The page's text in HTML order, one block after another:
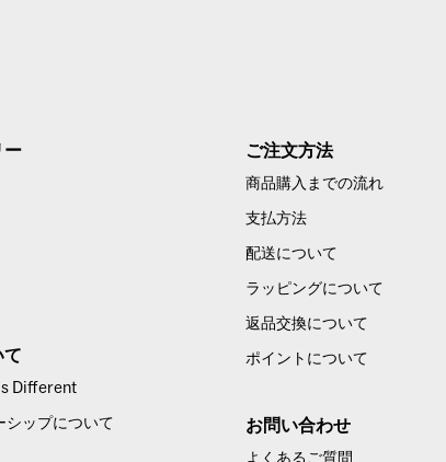
ー
て
Different
シップについて
ご注文方法
商品購入までの流れ
支払方法
配送について
ラッピングについて
返品交換について
ポイントについて
お問い合わせ
よくあるご質問